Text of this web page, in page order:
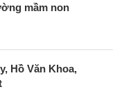
mầm non
Hồ Văn Khoa,